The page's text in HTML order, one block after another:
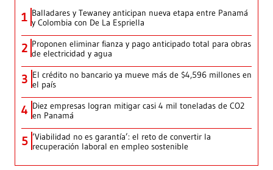
1 Balladares y Tewaney anticipan nueva etapa entre Panamá
y Colombia con De La Espriella
2 Proponen eliminar fianza y pago anticipado total para obras
de electricidad y agua
3 El crédito no bancario ya mueve más de $4,596 millones en
el país
4 Diez empresas logran mitigar casi 4 mil toneladas de CO2
en Panamá
5 ‘Viabilidad no es garantía’: el reto de convertir la
recuperación laboral en empleo sostenible